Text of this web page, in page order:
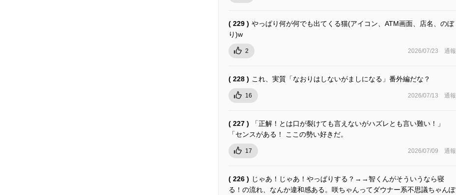
( 229 ) やっぱり何が何でも出てくる猫(アイコン、ATM画面、店名、のぼ
り)w
2 2026/07/23 通報
( 228 ) これ、実質「なおりはしないがましになる」番外編だな？
16 2026/07/13 通報
( 227 )
「正解！とは口が裂けても言えないがハズレとも言い難い！」
「センスがある！ ここの勢い好きだ。
17 2026/07/09 通報
( 226 ) じゃあ！じゃあ！やっぱりする？→→智くんがそういうなら寝
る！の流れ、なんか違和感ある。咲ちゃんってダウナー系不思議ちゃんぽ